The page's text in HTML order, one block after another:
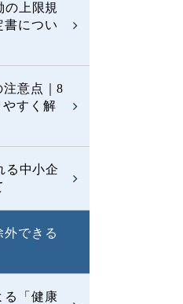
の上限規
書につい
注意点｜8
すく解
る中小企
外できる
る「健康